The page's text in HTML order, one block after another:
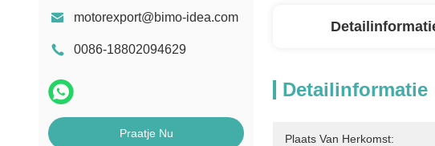
motorexport@bimo-idea.com
0086-18802094629
Praatje Nu
Detailinformatie
Plaats Van Herkomst: